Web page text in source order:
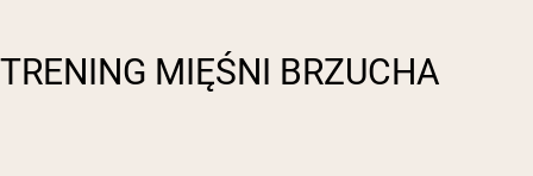
TRENING MIĘŚNI BRZUCHA